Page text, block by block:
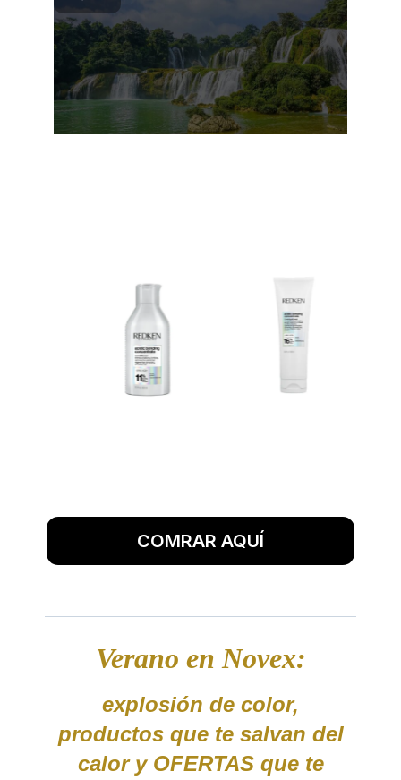
COMRAR AQUÍ
Verano en Novex:
explosión de color,
productos que te salvan del
calor y OFERTAS que te